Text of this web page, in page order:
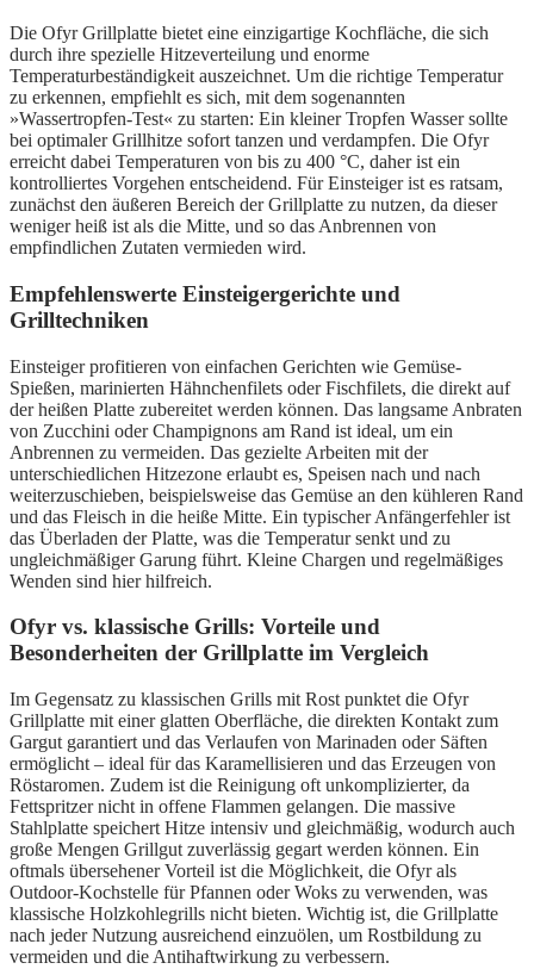
Die Ofyr Grillplatte bietet eine einzigartige Kochfläche, die sich
durch ihre spezielle Hitzeverteilung und enorme
Temperaturbeständigkeit auszeichnet. Um die richtige Temperatur
zu erkennen, empfiehlt es sich, mit dem sogenannten
»Wassertropfen-Test« zu starten: Ein kleiner Tropfen Wasser sollte
bei optimaler Grillhitze sofort tanzen und verdampfen. Die Ofyr
erreicht dabei Temperaturen von bis zu 400 °C, daher ist ein
kontrolliertes Vorgehen entscheidend. Für Einsteiger ist es ratsam,
zunächst den äußeren Bereich der Grillplatte zu nutzen, da dieser
weniger heiß ist als die Mitte, und so das Anbrennen von
empfindlichen Zutaten vermieden wird.
Empfehlenswerte Einsteigergerichte und
Grilltechniken
Einsteiger profitieren von einfachen Gerichten wie Gemüse-
Spießen, marinierten Hähnchenfilets oder Fischfilets, die direkt auf
der heißen Platte zubereitet werden können. Das langsame Anbraten
von Zucchini oder Champignons am Rand ist ideal, um ein
Anbrennen zu vermeiden. Das gezielte Arbeiten mit der
unterschiedlichen Hitzezone erlaubt es, Speisen nach und nach
weiterzuschieben, beispielsweise das Gemüse an den kühleren Rand
und das Fleisch in die heiße Mitte. Ein typischer Anfängerfehler ist
das Überladen der Platte, was die Temperatur senkt und zu
ungleichmäßiger Garung führt. Kleine Chargen und regelmäßiges
Wenden sind hier hilfreich.
Ofyr vs. klassische Grills: Vorteile und
Besonderheiten der Grillplatte im Vergleich
Im Gegensatz zu klassischen Grills mit Rost punktet die Ofyr
Grillplatte mit einer glatten Oberfläche, die direkten Kontakt zum
Gargut garantiert und das Verlaufen von Marinaden oder Säften
ermöglicht – ideal für das Karamellisieren und das Erzeugen von
Röstaromen. Zudem ist die Reinigung oft unkomplizierter, da
Fettspritzer nicht in offene Flammen gelangen. Die massive
Stahlplatte speichert Hitze intensiv und gleichmäßig, wodurch auch
große Mengen Grillgut zuverlässig gegart werden können. Ein
oftmals übersehener Vorteil ist die Möglichkeit, die Ofyr als
Outdoor-Kochstelle für Pfannen oder Woks zu verwenden, was
klassische Holzkohlegrills nicht bieten. Wichtig ist, die Grillplatte
nach jeder Nutzung ausreichend einzuölen, um Rostbildung zu
vermeiden und die Antihaftwirkung zu verbessern.